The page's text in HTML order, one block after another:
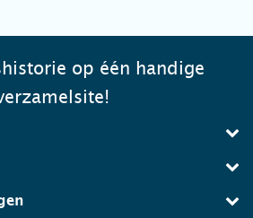
op één handige